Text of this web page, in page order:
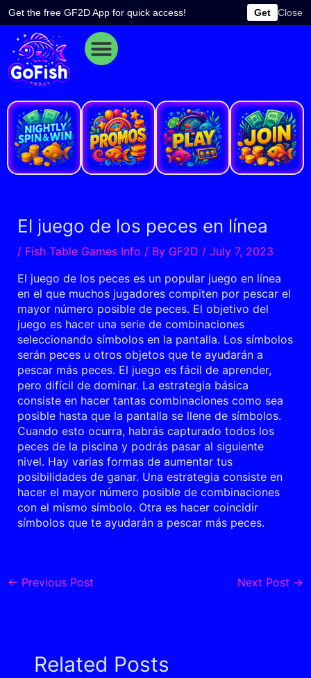
Get the free GF2D App for quick access! Get Close
Skip
to
content
El juego de los peces en línea
/ Fish Table Games Info / By GF2D / July 7, 2023
El juego de los peces es un popular juego en línea
en el que muchos jugadores compiten por pescar el
mayor número posible de peces. El objetivo del
juego es hacer una serie de combinaciones
seleccionando símbolos en la pantalla. Los símbolos
serán peces u otros objetos que te ayudarán a
pescar más peces. El juego es fácil de aprender,
pero difícil de dominar. La estrategia básica
consiste en hacer tantas combinaciones como sea
posible hasta que la pantalla se llene de símbolos.
Cuando esto ocurra, habrás capturado todos los
peces de la piscina y podrás pasar al siguiente
nivel. Hay varias formas de aumentar tus
posibilidades de ganar. Una estrategia consiste en
hacer el mayor número posible de combinaciones
con el mismo símbolo. Otra es hacer coincidir
símbolos que te ayudarán a pescar más peces.
← Previous Post Next Post →
Related Posts